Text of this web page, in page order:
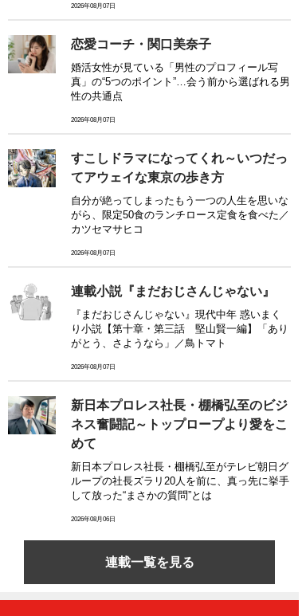
2026年08月07日
恋愛コーチ・関口美奈子
婚活女性が見ている「男性のプロフィール写
真」の“5つのポイント”…会う前から選ばれる男
性の共通点
2026年08月07日
すこしドラマになってくれ～いつだっ
てアウェイな東京の歩き方
自分が絶ってしまったもう一つの人生を思いな
がら、限定50食のランチロース定食を食べた／
カツセマサヒコ
2026年08月07日
連載小説『まだおじさんじゃない』
『まだおじさんじゃない』現代中年 惑いまく
り小説【第十章・第三話 堅山賢一編】「あり
がとう、さようなら」／鳥トマト
2026年08月07日
新日本プロレス社長・棚橋弘至のビジ
ネス奮闘記～トップロープより愛をこ
めて
新日本プロレス社長・棚橋弘至がテレビ朝日グ
ループの社長ズラリ20人を前に、真っ先に挙手
して放った“まさかの質問”とは
2026年08月06日
連載一覧を見る